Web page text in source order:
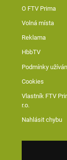
O FTV Prima
Volná místa
Reklama
HbbTV
Podmínky
Cookies
Vlastník FTV
r.o.
Nahlásit chybu